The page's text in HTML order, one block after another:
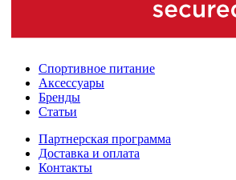
Спортивное питание
Аксессуары
Бренды
Статьи
Партнерская программа
Доставка и оплата
Контакты